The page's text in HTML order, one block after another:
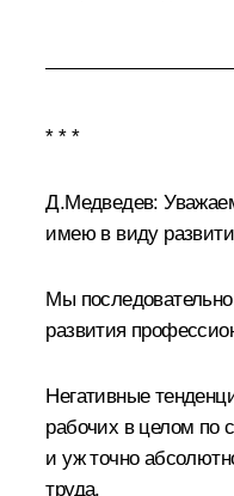
* * *
Д.Медведев:
имею в виду
Мы
развития
Негативные
рабочих в целом по
и уж точно
труда.